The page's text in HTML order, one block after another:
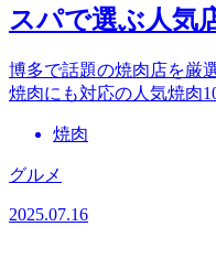
スパで選ぶ人気
博多で話題の焼肉店を厳
焼肉にも対応の人気焼肉
焼肉
グルメ
2025.07.16